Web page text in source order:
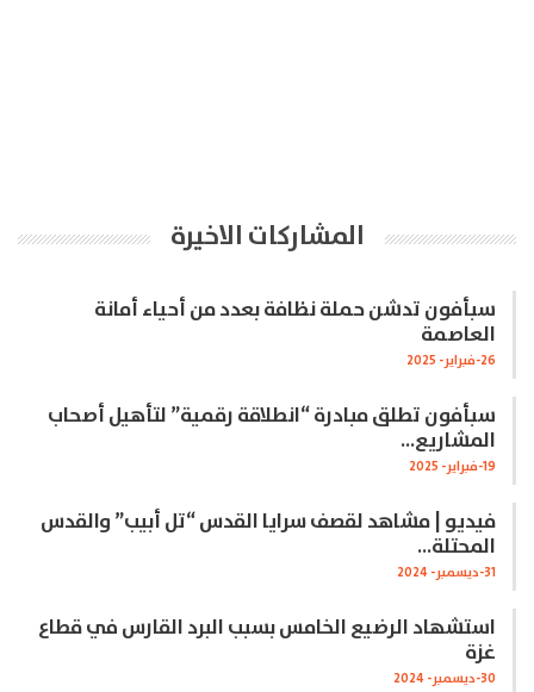
المشاركات الاخيرة
سبأفون تدشن حملة نظافة بعدد من أحياء أمانة
العاصمة
26-فبراير- 2025
سبأفون تطلق مبادرة “انطلاقة رقمية” لتأهيل أصحاب
المشاريع…
19-فبراير- 2025
فيديو | مشاهد لقصف سرايا القدس “تل أبيب” والقدس
المحتلة…
31-ديسمبر- 2024
استشهاد الرضيع الخامس بسبب البرد القارس في قطاع
غزة
30-ديسمبر- 2024